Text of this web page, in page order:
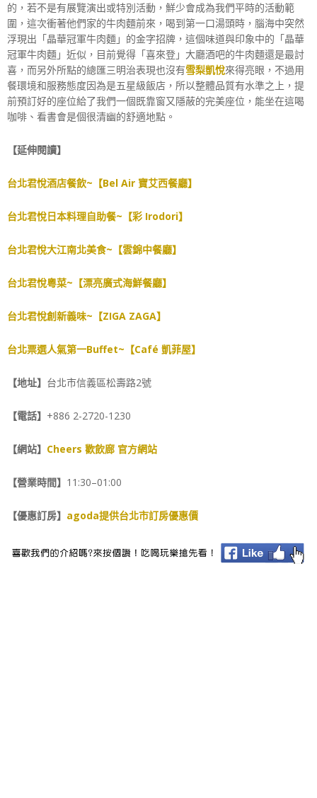
的，若不是有展覽演出或特別活動，鮮少會成為我們平時的活動範
圍，這次衝著他們家的牛肉麵前來，喝到第一口湯頭時，腦海中突然
浮現出「晶華冠軍牛肉麵」的金字招牌，這個味道與印象中的「晶華
冠軍牛肉麵」近似，目前覺得「喜來登」大廳酒吧的牛肉麵還是最討
喜，而另外所點的總匯三明治表現也沒有雪梨凱悅來得亮眼，不過用
餐環境和服務態度因為是五星級飯店，所以整體品質有水準之上，提
前預訂好的座位給了我們一個既靠窗又隱蔽的完美座位，能坐在這喝
咖啡、看書會是個很清幽的舒適地點。
【延伸閱讀】
台北君悅酒店餐飲~【Bel Air 寶艾西餐廳】
台北君悅日本料理自助餐~【彩 Irodori】
台北君悅大江南北美食~【雲錦中餐廳】
台北君悅粵菜~【漂亮廣式海鮮餐廳】
台北君悅創新義味~【ZIGA ZAGA】
台北票選人氣第一Buffet~【Café 凱菲屋】
【地址】 台北市信義區松壽路2號
【電話】 +886 2-2720-1230
【網站】 Cheers 歡飲廊 官方網站
【營業時間】 11:30–01:00
【優惠訂房】 agoda提供台北市訂房優惠價